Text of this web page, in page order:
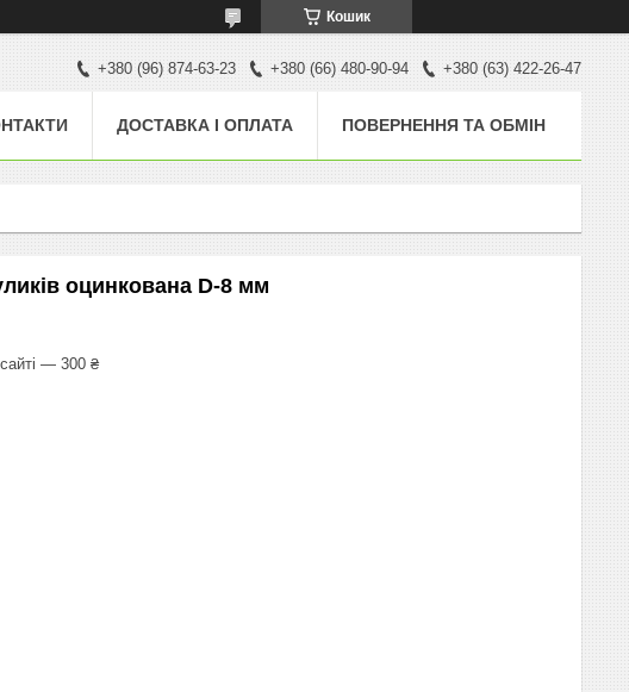
Кошик
+380 (96) 874-63-23 +380 (66) 480-90-94 +380 (63) 422-26-47
ДОСТАВКА І ОПЛАТА ПОВЕРНЕННЯ ТА ОБМІН
оцинкована D-8 мм
— 300 ₴